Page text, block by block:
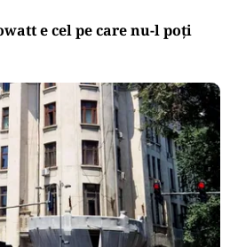
e cel pe care nu-l poți